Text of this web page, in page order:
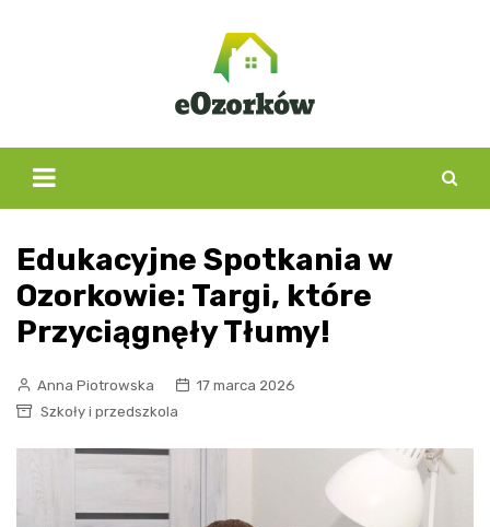
Edukacyjne Spotkania w
Ozorkowie: Targi, które
Przyciągnęły Tłumy!
Anna Piotrowska
17 marca 2026
Szkoły i przedszkola